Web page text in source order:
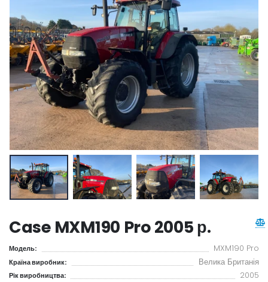
Case MXM190 Pro 2005 р.
Модель: MXM190 Pro
Країна виробник: Велика Британія
Рік виробництва: 2005